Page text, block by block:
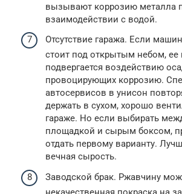
вызывают коррозию металла
взаимодействии с водой.
Отсутствие гаража. Если
стоит под открытым небом, ее
подвергается воздействию
провоцирующих коррозию.
автосервисов в унисон
держать в сухом, хорошо
гараже. Но если выбирать
площадкой и сырым боксом,
отдать первому варианту.
вечная сырость.
Заводской брак. Ржавчину